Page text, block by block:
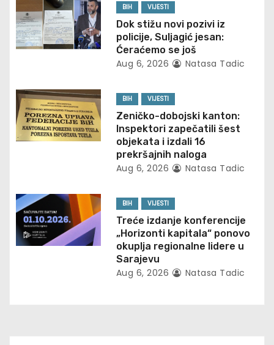
v
i
a
t
i
n
BIH VIJESTI
Dok stižu novi pozivi iz
policije, Suljagić jesan:
Ćeraćemo se još
Aug 6, 2026 Natasa Tadic
BIH VIJESTI
Zeničko-dobojski kanton:
Inspektori zapečatili šest
objekata i izdali 16
prekršajnih naloga
Aug 6, 2026 Natasa Tadic
BIH VIJESTI
Treće izdanje konferencije
„Horizonti kapitala“ ponovo
okuplja regionalne lidere u
Sarajevu
Aug 6, 2026 Natasa Tadic